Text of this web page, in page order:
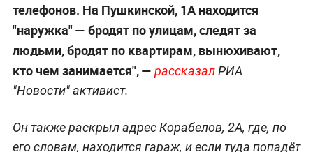
телефонов. На Пушкинской, 1А находится
"наружка"— бродят по улицам, следят за
людьми, бродят по квартирам, вынюхивают,
кто чем занимается", — рассказалРИА
"Новости" активист.
Он также раскрыл адрес Корабелов, 2А, где, по
его словам, находится гараж, и если туда попадёт